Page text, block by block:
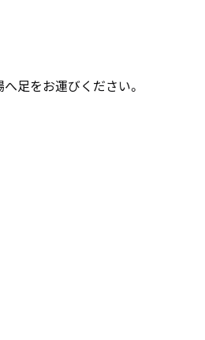
足をお運びください。